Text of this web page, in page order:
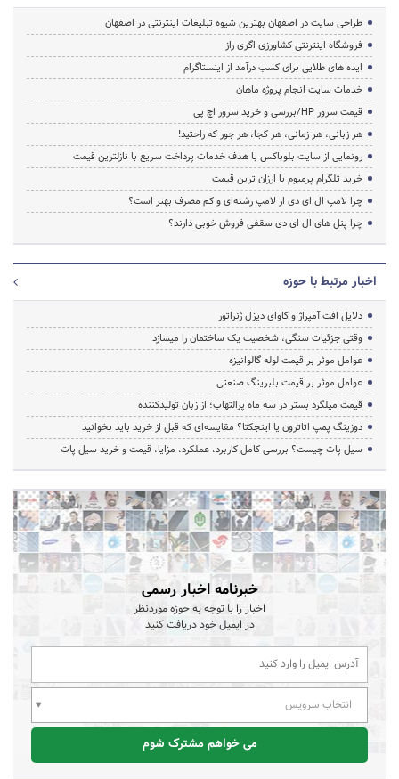
طراحی سایت در اصفهان بهترین شیوه تبلیغات اینترنتی در اصفهان
فروشگاه اینترنتی کشاورزی اگری راز
ایده های طلایی برای کسب درآمد از اینستاگرام
خدمات سایت انجام پروژه ماهان
قیمت سرور HP/بررسی و خرید سرور اچ پی
هر زبانی، هر زمانی، هر کجا، هر جور که راحتید!
رونمایی از سایت بلوباکس با هدف خدمات پرداخت سریع با نازلترین قیمت
خرید تلگرام پرمیوم با ارزان ترین قیمت
چرا لامپ ال ای دی از لامپ رشته‌ای و کم مصرف بهتر است؟
چرا پنل های ال ای دی سقفی فروش خوبی دارند؟
اخبار مرتبط با حوزه
دلایل افت آمپراژ و کاوای دیزل ژنراتور
وقتی جزئیات سنگی، شخصیت یک ساختمان را میسازد
عوامل موثر بر قیمت لوله گالوانیزه
عوامل موثر بر قیمت بلبرینگ صنعتی
قیمت میلگرد بستر در سه ماه پرالتهاب؛ از زبان تولیدکننده
دوزینگ پمپ اتاترون یا اینجکتا؟ مقایسه‌ای که قبل از خرید باید بخوانید
سیل پات چیست؟ بررسی کامل کاربرد، عملکرد، مزایا، قیمت و خرید سیل پات
خبرنامه اخبار رسمی
اخبار را با توجه به حوزه موردنظر
در ایمیل خود دریافت کنید
انتخاب سرویس
می خواهم مشترک شوم